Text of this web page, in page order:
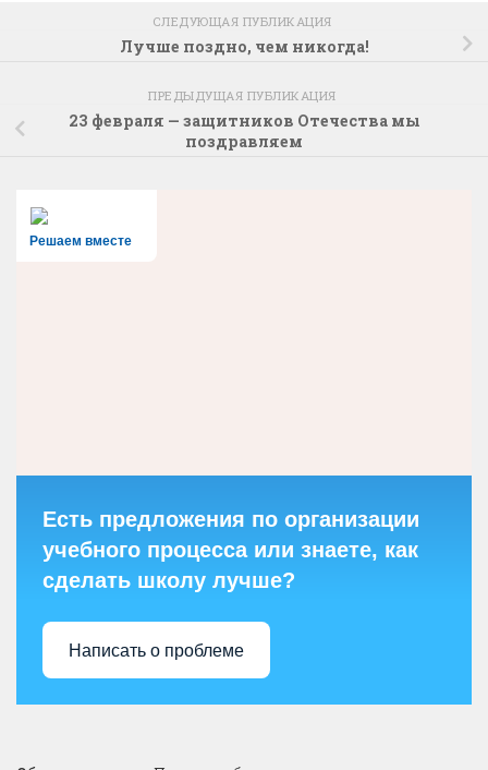
СЛЕДУЮЩАЯ ПУБЛИКАЦИЯ
Лучше поздно, чем никогда!
ПРЕДЫДУЩАЯ ПУБЛИКАЦИЯ
23 февраля — защитников Отечества мы
поздравляем
Решаем вместе
Есть предложения по организации
учебного процесса или знаете, как
сделать школу лучше?
Написать о проблеме